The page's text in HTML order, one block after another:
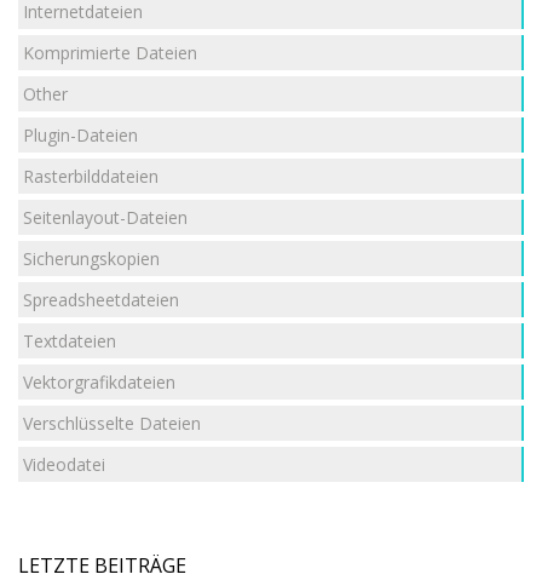
Internetdateien
Komprimierte Dateien
Other
Plugin-Dateien
Rasterbilddateien
Seitenlayout-Dateien
Sicherungskopien
Spreadsheetdateien
Textdateien
Vektorgrafikdateien
Verschlüsselte Dateien
Videodatei
LETZTE BEITRÄGE